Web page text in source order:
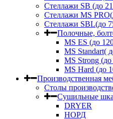
Стеллажи SB (до
Стеллажи MS
Стеллажи SBL(до
Полочные,
MS ES (до
MS Standart(
MS Strong (до
MS Hard (до
Производственная
Столы
Сушильные
DRYER
НОРД